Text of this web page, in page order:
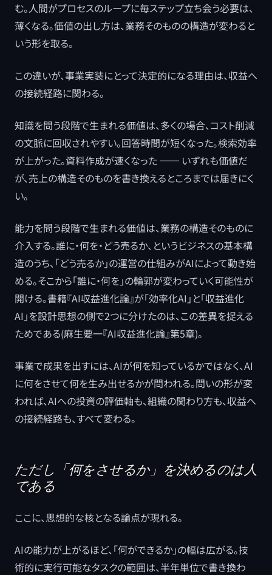
む。人間がプロセスのループに毎ステップ立ち会う必要は、
薄くなる。価値の出し方は、業務そのものの構造が変わると
いう形を取る。
この違いが、事業実装にとって決定的になる理由は、収益へ
の接続経路に関わる。
知識を問う段階で生まれる価値は、多くの場合、コスト削減
の文脈に回収されやすい。回答時間が短くなった。検索効率
が上がった。資料作成が速くなった ── いずれも価値だ
が、売上の構造そのものを書き換えるところまでは届きにく
い。
能力を問う段階で生まれる価値は、業務の構造そのものに
介入する。誰に・何を・どう売るか、というビジネスの基本構
造のうち、「どう売るか」の運営の仕組みがAIによって動き始
める。そこから「誰に・何を」の輪郭が変わっていく可能性が
開ける。書籍『AI収益進化論』が「効率化AI」と「収益進化
AI」を設計思想の側で2つに分けたのは、この差異を捉える
ためである(麻生要一『AI収益進化論』第5章)。
事業で成果を出すには、AIが何を知っているかではなく、AI
に何をさせて何を生み出せるかが問われる。問いの形が変
われば、AIへの投資の評価軸も、組織の関わり方も、収益へ
の接続経路も、すべて変わる。
ただし「何をさせるか」を決めるのは人
である
ここに、思想的な核となる論点が現れる。
AIの能力が上がるほど、「何ができるか」の幅は広がる。技
術的に実行可能なタスクの範囲は、半年単位で書き換わ